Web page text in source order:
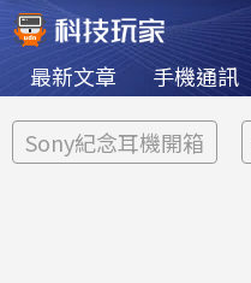
最新文章 手機通訊
Sony紀念耳機開箱